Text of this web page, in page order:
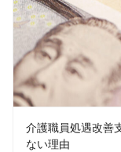
介護職員処遇改善
ない理由